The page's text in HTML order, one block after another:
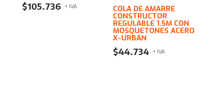
$105.736 + IVA COLA DE AMARRE
CONSTRUCTOR
REGULABLE 1.5M CON
MOSQUETONES ACERO
X-URBAN
$44.734 + IVA